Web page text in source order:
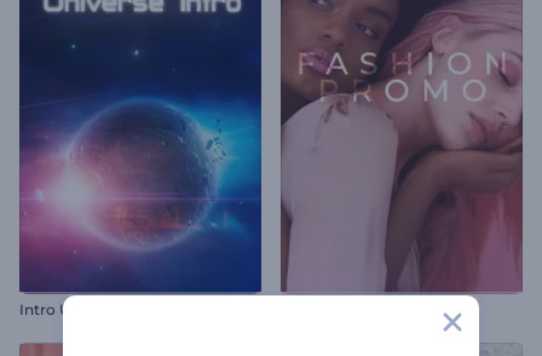
Intro Universo Realístico